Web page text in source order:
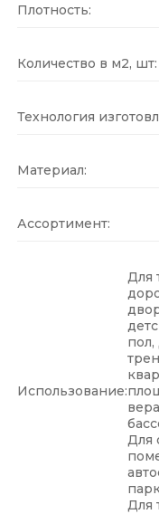
Плотность:
Количество в м2, шт:
Технология
Материал:
Ассортимент:
Использование:
Для
пол,
Для
Для